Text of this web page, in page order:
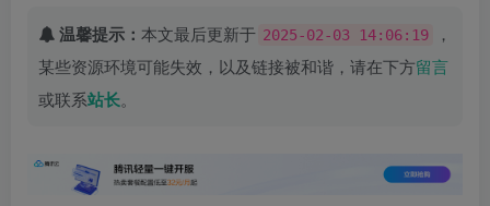
温馨提示： 本文最后更新于 2025-02-03 14:06:19
，
某些资源环境可能失效，以及链接被和谐，请在下方留言
或联系站长。